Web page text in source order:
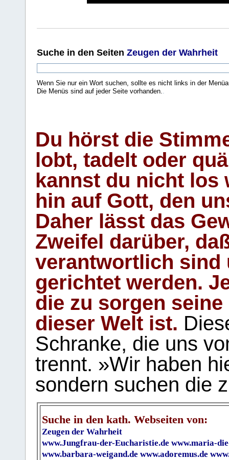
Suche in den Seiten Zeugen der Wahrheit
Wenn Sie nur ein Wort suchen, sollte es nicht links in der
Die Menüs sind auf jeder Seite vorhanden..
Du hörst die
lobt, tadelt oder
kannst du nicht los
hin auf Gott, den
Daher lässt das
Zweifel darüber,
verantwortlich sind
gerichtet werden.
die zu sorgen
dieser Welt ist.
Schranke, die uns
trennt. »Wir haben
sondern suchen die
Suche in den kath. Webseiten von:
Zeugen der Wahrheit
www.Jungfrau-der-Eucharistie.de www.maria-
www.barbara-weigand.de www.adoremus.de